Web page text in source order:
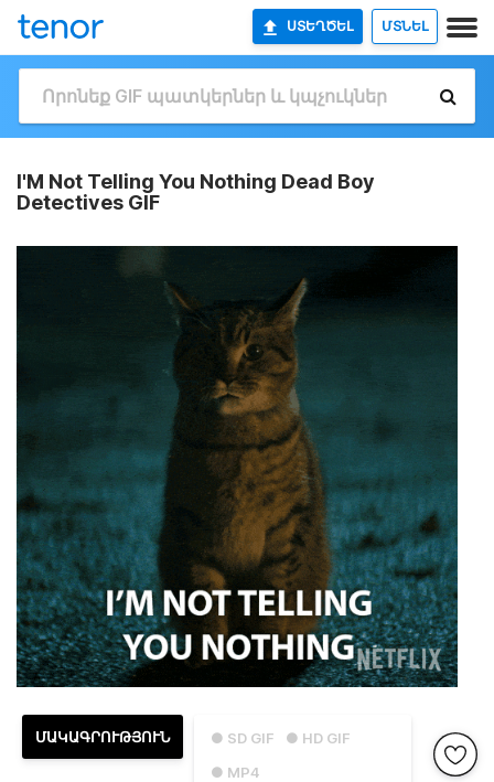
ՍՏԵՂԾԵԼ ՄՏՆԵԼ
I'M Not Telling You Nothing Dead Boy
Detectives GIF
● SD GIF
● HD GIF
● MP4
ՄԱԿԱԳՐՈՒԹՅՈՒՆ